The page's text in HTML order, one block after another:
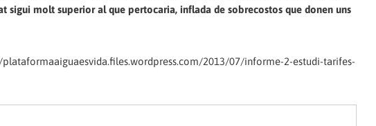
sigui molt superior al que pertocaria, inflada de sobrecostos que donen uns
2013/07/informe-2-estudi-tarifes-